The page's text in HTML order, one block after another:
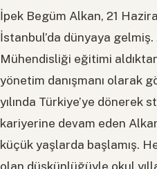
İpek Begüm Alkan, 21
İstanbul’da dünyaya
Mühendisliği eğitimi
yönetim danışmanı olarak
yılında Türkiye’ye dönerek
kariyerine devam eden
küçük yaşlarda başlamış.